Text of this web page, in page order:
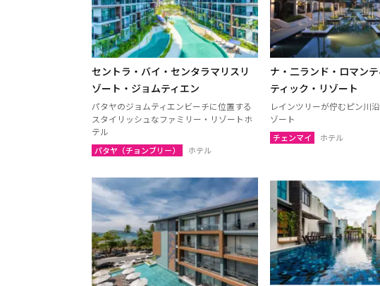
ナコーンパトム
カンチャナブリー
チャアム（ペッチャブリー）
アーントーン
ロッブリー
ノンタブリー
ペッチャブリー
プラチュアップキリカ
サムットサーコーン
サラブリー
プーケット サムイ島（スラータ
ランタ島（クラビ）
トラン
カオラック（パンガー）
チュンポーン
ナコーンシータマラート
パッターニー
ラノーン
サトゥーン
セントラ・バイ・センタラマリスリ
ゾート・ジョムティエン
パタヤのジョムティエンビーチに位置する
スタイリッシュなファミリー・リゾートホ
テル
パタヤ（チョンブリー） ホテル
ナ・二ランド・ロマン
ティック・リゾート
レインツリーが佇むピン川
ゾート
チェンマイ ホテル